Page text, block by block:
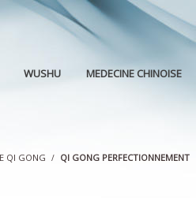
WUSHU MEDECINE CHINOISE
QI GONG QI GONG PERFECTIONNEMENT